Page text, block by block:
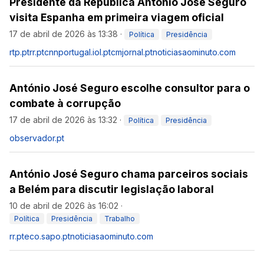
visita Espanha em primeira viagem oficial
17 de abril de 2026 às 13:38 · Política Presidência
rtp.ptrr.ptcnnportugal.iol.ptcmjornal.ptnoticiasaominuto.com
António José Seguro escolhe consultor para o
combate à corrupção
17 de abril de 2026 às 13:32 · Política Presidência
observador.pt
António José Seguro chama parceiros sociais
a Belém para discutir legislação laboral
10 de abril de 2026 às 16:02 ·
Política Presidência Trabalho
rr.pteco.sapo.ptnoticiasaominuto.com